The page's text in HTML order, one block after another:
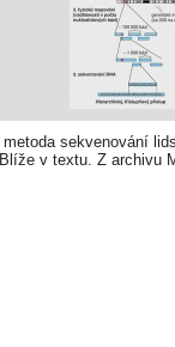
sekvenování
v textu. Z archivu